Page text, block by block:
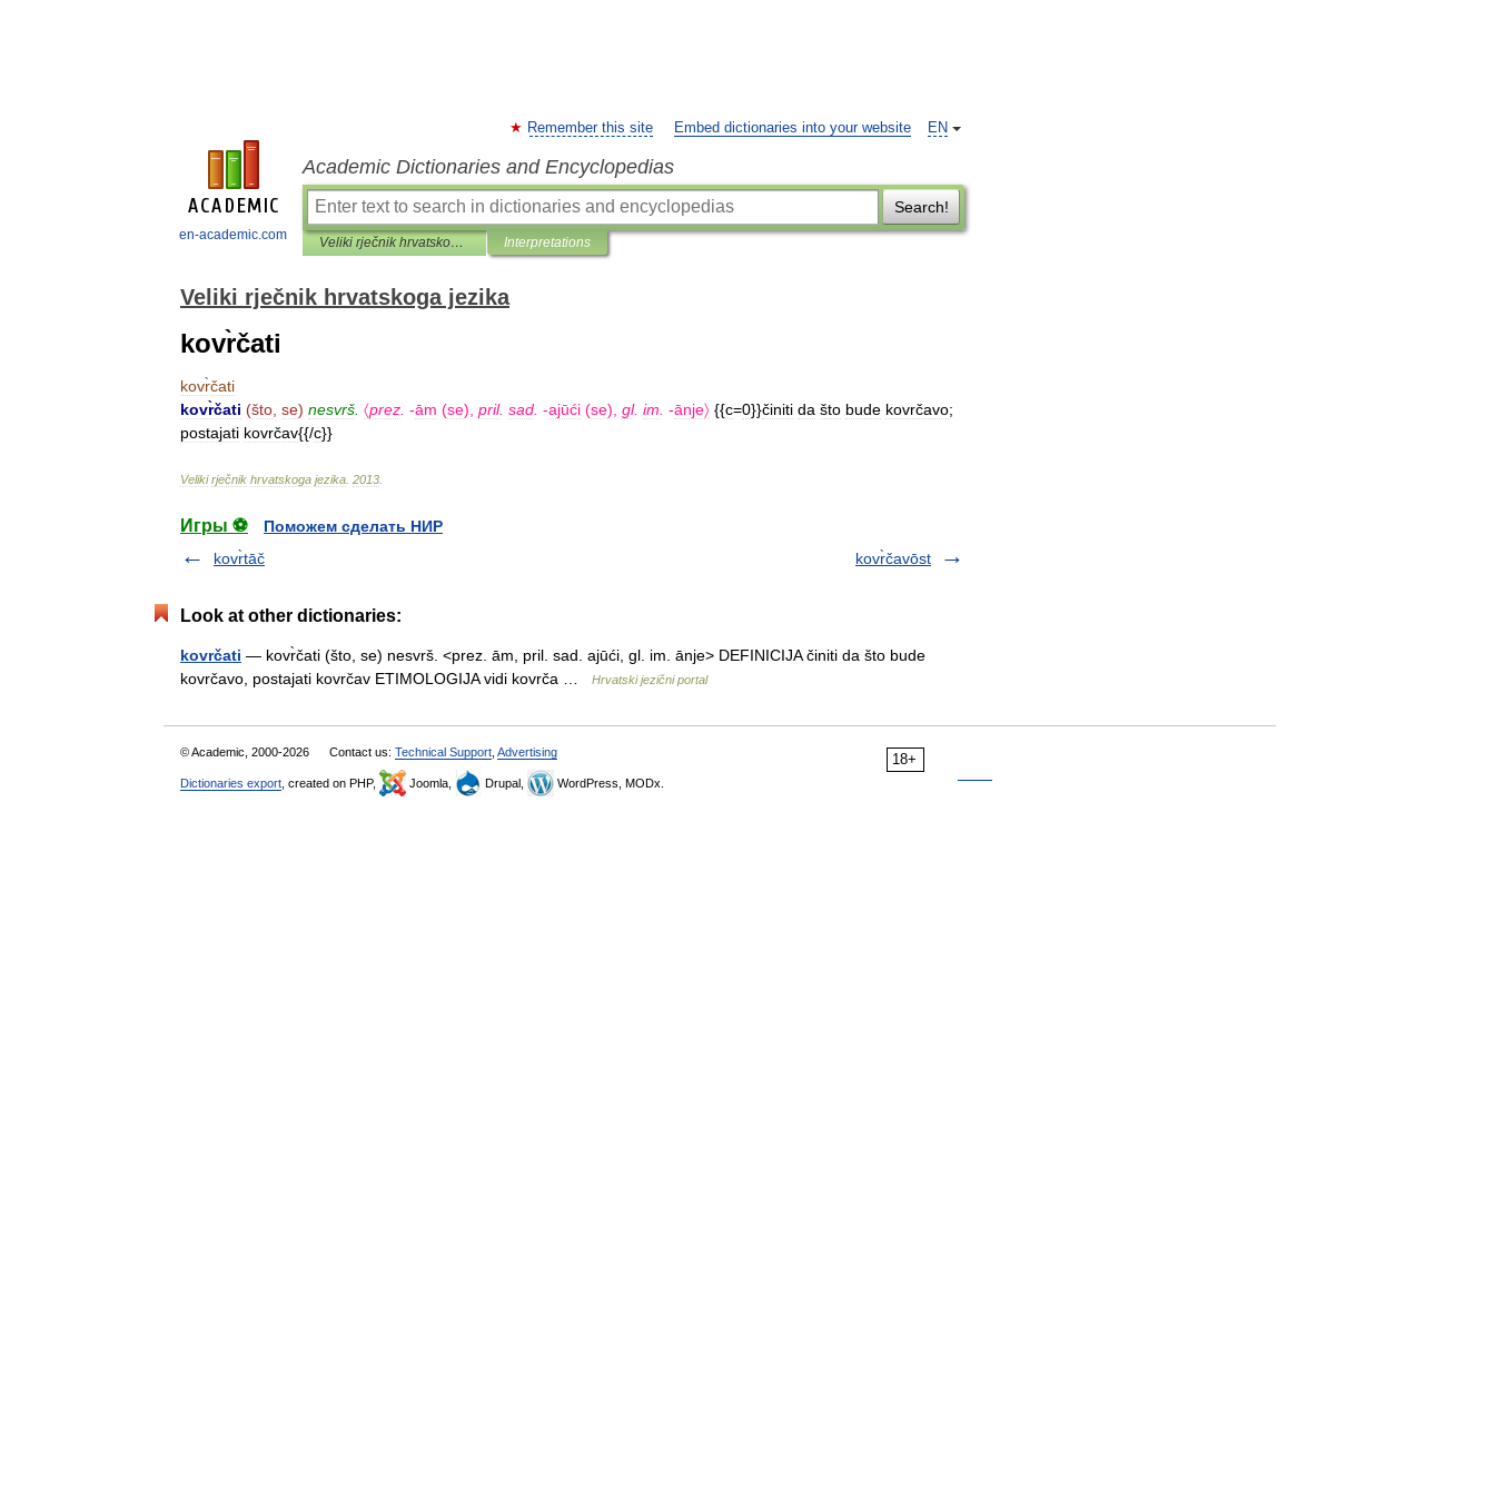
en-academic.com
EN
Remember this site Embed dictionaries into your website
Academic Dictionaries and Encyclopedias
Search!
Veliki rječnik hrvatskoga jezika Interpretations
Veliki rječnik hrvatskoga jezika
kovr̀čati
kovr̀čati
kovr̀čati (što se) nesvrš 〈prez -ām (se), pril. sad -ajūći (se), gl. im -ānje〉 {{c=0}}činiti da što bude kovrčavo;
postajati kovrčav{{/c}}
Veliki rječnik hrvatskoga jezika 2013
Игры ⚽
Поможем сделать НИР
kovr̀tāč
kovr̀čavōst
Look at other dictionaries:
kovrčati — kovr̀čati (što, se) nesvrš. <prez. ām, pril. sad. ajūći, gl. im. ānje> DEFINICIJA činiti da što bude
kovrčavo, postajati kovrčav ETIMOLOGIJA vidi kovrča …
Hrvatski jezični portal
18+
© Academic, 2000-2026 Contact us: Technical Support Advertising
Dictionaries export , created on PHP, Joomla, Drupal, WordPress, MODx.